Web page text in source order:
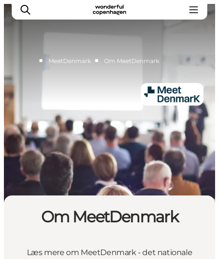
Temaer
Om MeetDenmark
English
■ MeetDenmark ■ Om MeetDenmark
Om MeetDenmark
Læs mere om MeetDenmark - det nationale